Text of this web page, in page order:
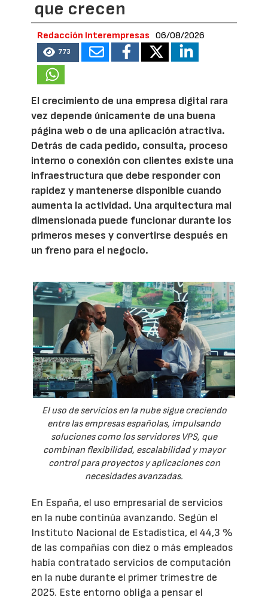
que crecen
Redacción Interempresas 06/08/2026
773
El crecimiento de una empresa digital rara
vez depende únicamente de una buena
página web o de una aplicación atractiva.
Detrás de cada pedido, consulta, proceso
interno o conexión con clientes existe una
infraestructura que debe responder con
rapidez y mantenerse disponible cuando
aumenta la actividad. Una arquitectura mal
dimensionada puede funcionar durante los
primeros meses y convertirse después en
un freno para el negocio.
El uso de servicios en la nube sigue creciendo
entre las empresas españolas, impulsando
soluciones como los servidores VPS, que
combinan flexibilidad, escalabilidad y mayor
control para proyectos y aplicaciones con
necesidades avanzadas.
En España, el uso empresarial de servicios
en la nube continúa avanzando. Según el
Instituto Nacional de Estadística, el 44,3 %
de las compañías con diez o más empleados
había contratado servicios de computación
en la nube durante el primer trimestre de
2025. Este entorno obliga a pensar el